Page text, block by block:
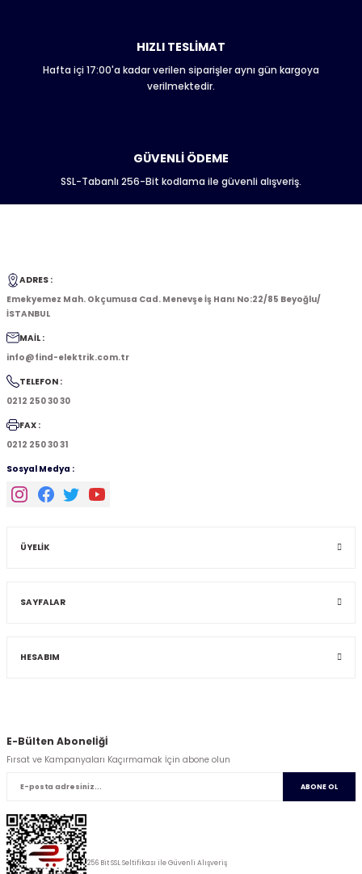
Gönder
HIZLI TESLİMAT
Hafta içi 17:00'a kadar verilen siparişler aynı gün kargoya
verilmektedir.
GÜVENLİ ÖDEME
SSL-Tabanlı 256-Bit kodlama ile güvenli alışveriş.
ADRES :
Emekyemez Mah. Okçumusa Cad. Menevşe İş Hanı No:22/85 Beyoğlu/
İSTANBUL
MAİL :
info@find-elektrik.com.tr
TELEFON :
0212 250 30 30
FAX :
0212 250 30 31
Sosyal Medya :
ÜYELİK
SAYFALAR
HESABIM
E-Bülten Abonelİğİ
Fırsat ve Kampanyaları Kaçırmamak İçin abone olun
ABONE OL
256 Bit SSL Seltifikası ile Güvenli Alışveriş